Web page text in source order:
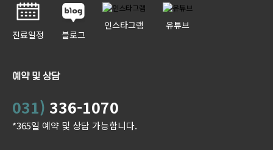
진료일정 블로그
인스타그램 유튜브
예약 및 상담
031) 336-1070
*365일 예약 및 상담 가능합니다.